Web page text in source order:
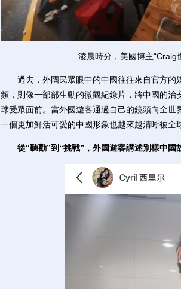
淩晨時分，美國博主“Craig
過去，外國民眾眼中的中國往往來自官方的
頻，則像一部部生動的微觀紀錄片，將中國的
球受眾面前。當外國遊客通過自己的鏡頭向全世
一個更加鮮活可愛的中國形象也越來越清晰被全
從“聽勸”到“挑戰”，外國遊客講述別樣中國